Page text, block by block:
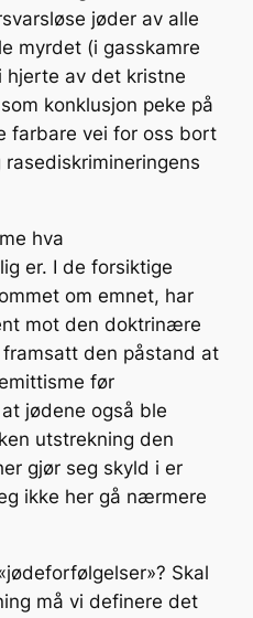
jøder av alle
myrdet (i gasskamre
hjerte av det kristne
konklusjon peke på
farbare vei for oss bort
hva
er. I de forsiktige
om emnet, har
mot den doktrinære
den påstand at
før
jødene også ble
utstrekning den
gjør seg skyld i er
ikke her gå nærmere
Skal
må vi definere det